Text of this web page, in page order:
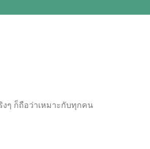
งๆ ก็ถือว่าเหมาะกับทุกคน